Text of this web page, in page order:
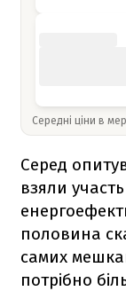
Середні ціни в
Серед
взяли
половина
самих
потрібно